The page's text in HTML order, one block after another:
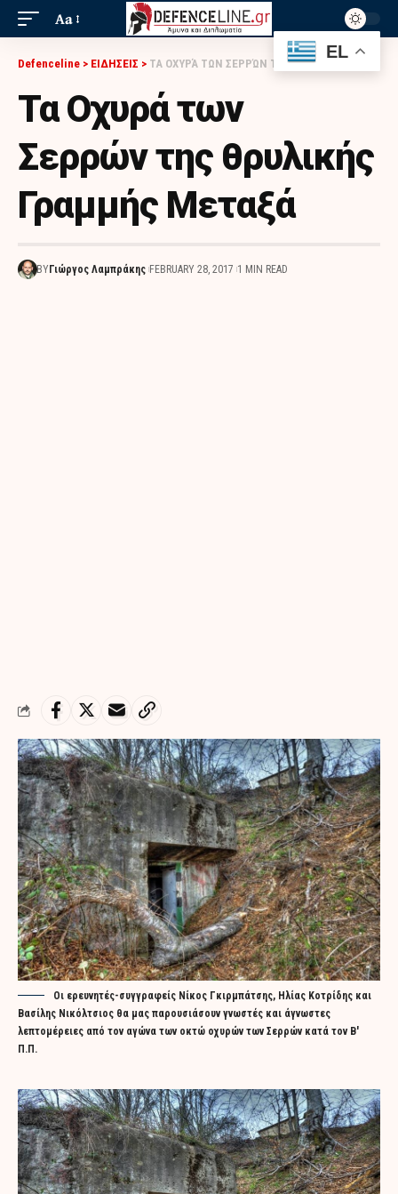
Aa
Defenceline > ΕΙΔΗΣΕΙΣ > ΤΑ ΟΧΥΡΆ ΤΩΝ ΣΕΡΡΏΝ ΤΗΣ ΘΡΥΛΙΚΉΣ ΓΡΑΜΜΉΣ ΜΕΤΑΞΆ
Τα Οχυρά των
Σερρών της θρυλικής
Γραμμής Μεταξά
BY Γιώργος Λαμπράκης FEBRUARY 28, 2017 1 MIN READ
Οι ερευνητές-συγγραφείς Νίκος Γκιρμπάτσης, Ηλίας Κοτρίδης και
Βασίλης Νικόλτσιος θα μας παρουσιάσουν γνωστές και άγνωστες
λεπτομέρειες από τον αγώνα των οκτώ οχυρών των Σερρών κατά τον Β'
Π.Π.
EL